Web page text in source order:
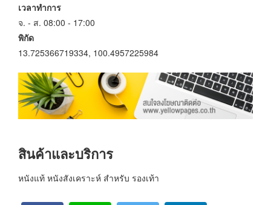
เวลาทำการ
จ. - ส. 08:00 - 17:00
พิกัด
13.725366719334, 100.4957225984
สินค้าและบริการ
หนังแท้ หนังสังเคราะห์ สำหรับ รองเท้า